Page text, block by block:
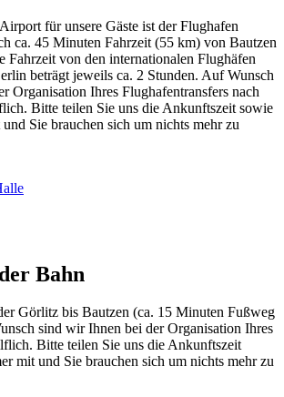
für unsere Gäste ist der Flughafen
ca. 45 Minuten Fahrzeit (55 km) von Bautzen
Fahrzeit von den internationalen Flughäfen
beträgt jeweils ca. 2 Stunden. Auf Wunsch
Organisation Ihres Flughafentransfers nach
Bitte teilen Sie uns die Ankunftszeit sowie
Sie brauchen sich um nichts mehr zu
Bahn
Görlitz bis Bautzen (ca. 15 Minuten Fußweg
sind wir Ihnen bei der Organisation Ihres
Bitte teilen Sie uns die Ankunftszeit
mit und Sie brauchen sich um nichts mehr zu